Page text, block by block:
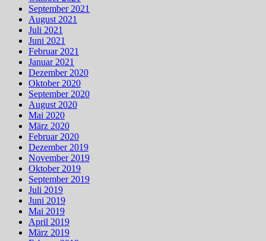
September 2021
August 2021
Juli 2021
Juni 2021
Februar 2021
Januar 2021
Dezember 2020
Oktober 2020
September 2020
August 2020
Mai 2020
März 2020
Februar 2020
Dezember 2019
November 2019
Oktober 2019
September 2019
Juli 2019
Juni 2019
Mai 2019
April 2019
März 2019